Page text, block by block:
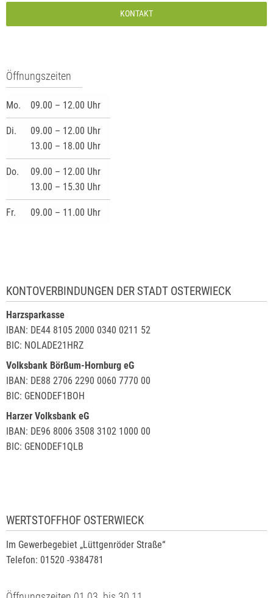
KONTAKT
Öffnungszeiten
Mo. 09.00 – 12.00 Uhr
Di.
09.00 – 12.00 Uhr
13.00 – 18.00 Uhr
Do.
09.00 – 12.00 Uhr
13.00 – 15.30 Uhr
Fr. 09.00 – 11.00 Uhr
KONTOVERBINDUNGEN DER STADT OSTERWIECK
Harzsparkasse
IBAN: DE44 8105 2000 0340 0211 52
BIC: NOLADE21HRZ
Volksbank Börßum-Hornburg eG
IBAN: DE88 2706 2290 0060 7770 00
BIC: GENODEF1BOH
Harzer Volksbank eG
IBAN: DE96 8006 3508 3102 1000 00
BIC: GENODEF1QLB
WERTSTOFFHOF OSTERWIECK
Im Gewerbegebiet „Lüttgenröder Straße“
Telefon: 01520 -9384781